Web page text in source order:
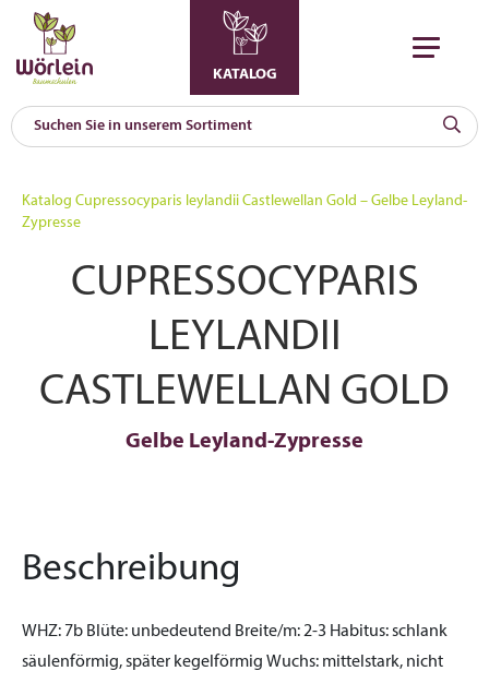
KATALOG
Katalog Cupressocyparis leylandii Castlewellan Gold – Gelbe Leyland-
Zypresse
CUPRESSOCYPARIS
LEYLANDII
CASTLEWELLAN GOLD
Gelbe Leyland-Zypresse
Beschreibung
WHZ: 7b Blüte: unbedeutend Breite/m:2-3 Habitus:schlank
säulenförmig, später kegelförmig Wuchs: mittelstark, nicht